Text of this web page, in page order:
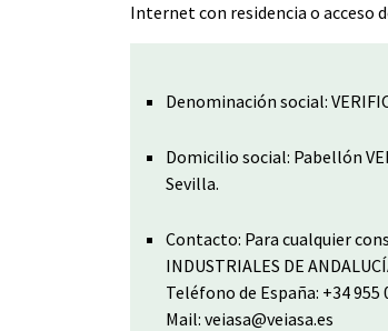
Internet con residencia o acceso
Denominación social:
Domicilio social: Pabellón
Sevilla.
Contacto: Para cualquier
INDUSTRIALES DE
Teléfono de España: +34 955
Mail: veiasa@veiasa.es